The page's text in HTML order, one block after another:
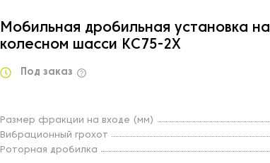
Мобильная дробильная установка на
колесном шасси KC75-2X
Под заказ
Размер фракции на входе (мм)
Вибрационный грохот
Роторная дробилка